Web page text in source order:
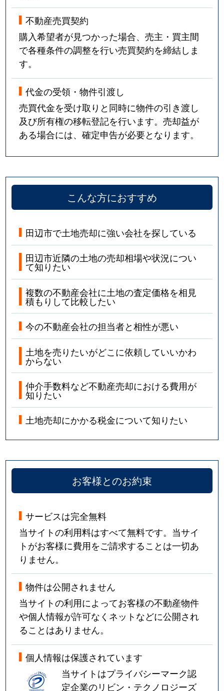
不動産売買契約
購入希望者が見つかった場合、売主・買主間
で各種条件の調整を行い売買契約を締結しま
す。
代金の受領・物件引渡し
売買代金を受け取りと同時に物件の引き渡し
及び所有権の移転登記を行います。売却益が
ある場合には、確定申告が必要となります。
こんな方におすすめ
田辺市で土地売却に強い会社を探している
田辺市近隣の土地の売却相場や状況につい
て知りたい
複数の不動産会社に土地の査定価格を相見
積もりして比較したい
今の不動産会社の担当者と相性が悪い
土地を売りたいがどこに依頼していいかわ
からない
仲介手数料など不動産売却における費用が
知りたい
土地売却にかかる税金について知りたい
お客様とのお約束
サービスは完全無料
当サイトの利用料はすべて無料です。当サイ
トがお客様に費用をご請求することは一切あ
りません。
物件は公開されません
当サイトの利用によってお客様の不動産物件
や個人情報が許可なくネットなどに公開され
ることはありません。
個人情報は保護されています
当サイトはプライバシーマーク認
定企業のリビン・テクノロジーズ